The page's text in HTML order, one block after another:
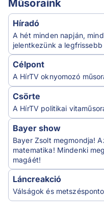
Műsoraink
Híradó
A hét minden napján,
jelentkezünk a legfrissebb
Célpont
A HírTV oknyomozó
Csörte
A HírTV politikai
Bayer show
Bayer Zsolt megmondja!
matematika! Mindenki
magáét!
Láncreakció
Válságok és